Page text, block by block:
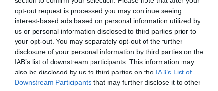
opt-out request is processed you may continue seeing
interest-based ads based on personal information utilized by
us or personal information disclosed to third parties prior to
your opt-out. You may separately opt-out of the further
disclosure of your personal information by third parties on the
IAB’s list of downstream participants. This information may
also be disclosed by us to third parties on the IAB’s List of
Downstream Participants that may further disclose it to other
Hudba
Kategorií:0
Diskuzí:47